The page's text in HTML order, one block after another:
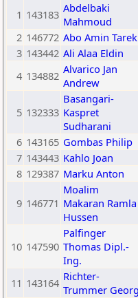
1 143183 Abdelbaki
Mahmoud
2 146772 Abo Amin Tarek
3 143442 Ali Alaa Eldin
4 134882 Alvarico Jan
Andrew
5 132333
Basangari-
Kaspret
Sudharani
6 143165 Gombas Philip
7 143443 Kahlo Joan
8 129387 Marku Anton
9 146771
Moalim
Makaran Ramla
Hussen
10 147590
Palfinger
Thomas Dipl.-
Ing.
11 143164 Richter-
Trummer Georg